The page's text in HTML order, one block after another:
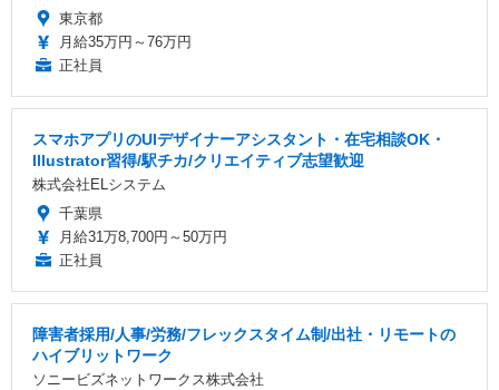
東京都
月給35万円～76万円
正社員
スマホアプリのUIデザイナーアシスタント・在宅相談OK・
Illustrator習得/駅チカ/クリエイティブ志望歓迎
株式会社ELシステム
千葉県
月給31万8,700円～50万円
正社員
障害者採用/人事/労務/フレックスタイム制/出社・リモートの
ハイブリットワーク
ソニービズネットワークス株式会社